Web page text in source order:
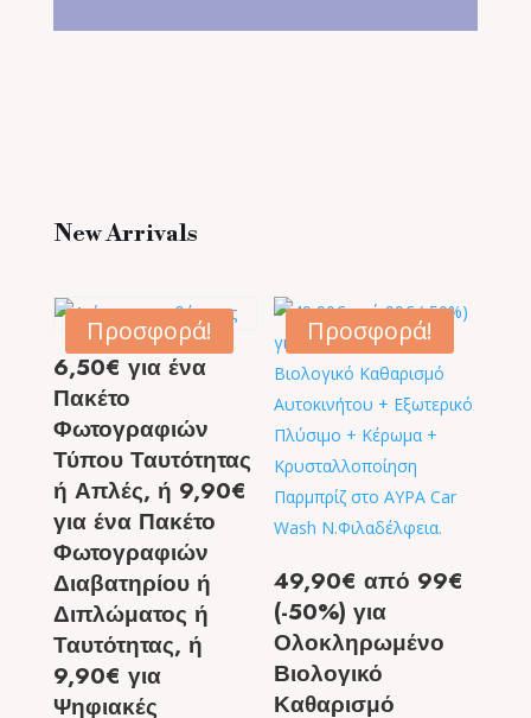
New Arrivals
Προσφορά!
6,50€ για ένα
Πακέτο
Φωτογραφιών
Τύπου Ταυτότητας
ή Απλές, ή 9,90€
για ένα Πακέτο
Φωτογραφιών
Διαβατηρίου ή
Διπλώματος ή
Ταυτότητας, ή
9,90€ για
Ψηφιακές
Προσφορά!
49,90€ από 99€
(-50%) για
Ολοκληρωμένο
Βιολογικό
Καθαρισμό